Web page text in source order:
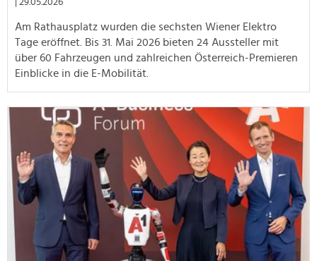
| 29.05.2026
Am Rathausplatz wurden die sechsten Wiener Elektro
Tage eröffnet. Bis 31. Mai 2026 bieten 24 Aussteller mit
über 60 Fahrzeugen und zahlreichen Österreich-Premieren
Einblicke in die E-Mobilität.